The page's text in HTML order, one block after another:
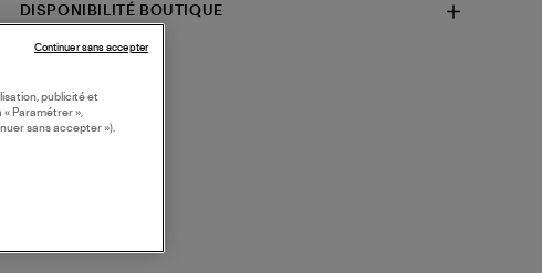
DISPONIBILITÉ BOUTIQUE
publicité et
Paramétrer »,
sans accepter »).
Continuer sans accepter